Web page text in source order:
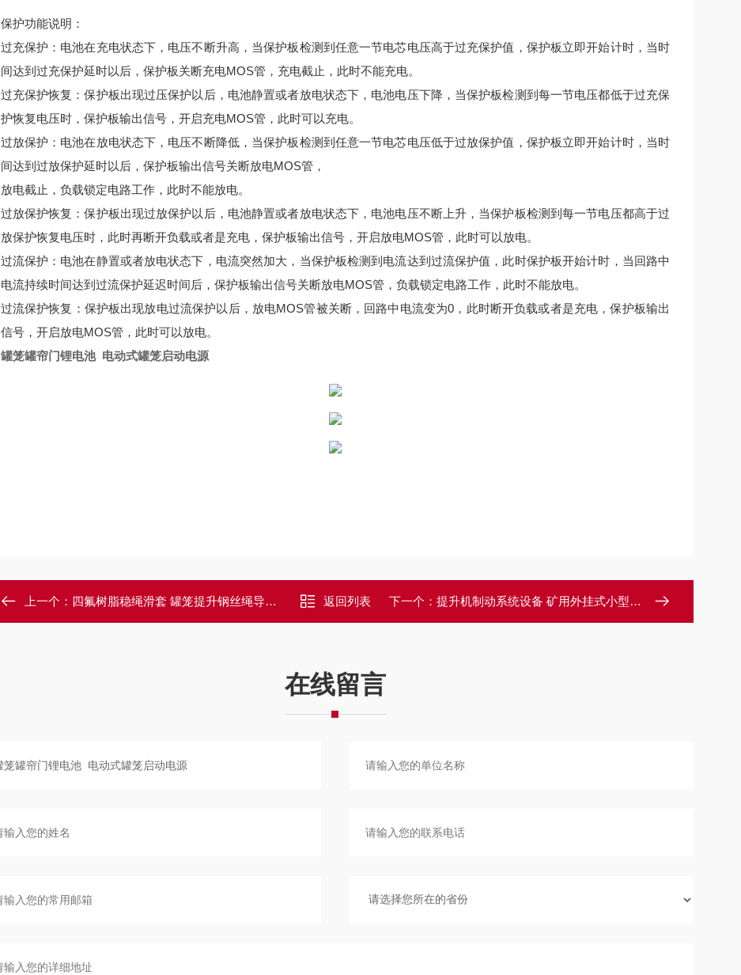
保护功能说明：
过充保护：电池在充电状态下，电压不断升高，当保护板检测到任意一节电芯电压高于过充保护值，保护板立即开始计时，当时
间达到过充保护延时以后，保护板关断充电MOS管，充电截止，此时不能充电。
过充保护恢复：保护板出现过压保护以后，电池静置或者放电状态下，电池电压下降，当保护板检测到每一节电压都低于过充保
护恢复电压时，保护板输出信号，开启充电MOS管，此时可以充电。
过放保护：电池在放电状态下，电压不断降低，当保护板检测到任意一节电芯电压低于过放保护值，保护板立即开始计时，当时
间达到过放保护延时以后，保护板输出信号关断放电MOS管，
放电截止，负载锁定电路工作，此时不能放电。
过放保护恢复：保护板出现过放保护以后，电池静置或者放电状态下，电池电压不断上升，当保护板检测到每一节电压都高于过
放保护恢复电压时，此时再断开负载或者是充电，保护板输出信号，开启放电MOS管，此时可以放电。
过流保护：电池在静置或者放电状态下，电流突然加大，当保护板检测到电流达到过流保护值，此时保护板开始计时，当回路中
电流持续时间达到过流保护延迟时间后，保护板输出信号关断放电MOS管，负载锁定电路工作，此时不能放电。
过流保护恢复：保护板出现放电过流保护以后，放电MOS管被关断，回路中电流变为0，此时断开负载或者是充电，保护板输出
信号，开启放电MOS管，此时可以放电。
罐笼罐帘门锂电池 电动式罐笼启动电源
上一个： 四氟树脂稳绳滑套 罐笼提升钢丝绳导向绳套 返回列表 下一个： 提升机制动系统设备 矿用外挂式小型液压站
在线留言